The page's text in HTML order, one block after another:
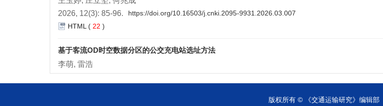
2026, 12(3): 85-96.
https://doi.org/10.16503/j.cnki.2095-9931.2026.03.007
HTML ( 22 )
基于客流OD时空数据分区的公交充电站选址方法
李萌, 雷浩
版权所有 © 《交通运输研究》编辑部